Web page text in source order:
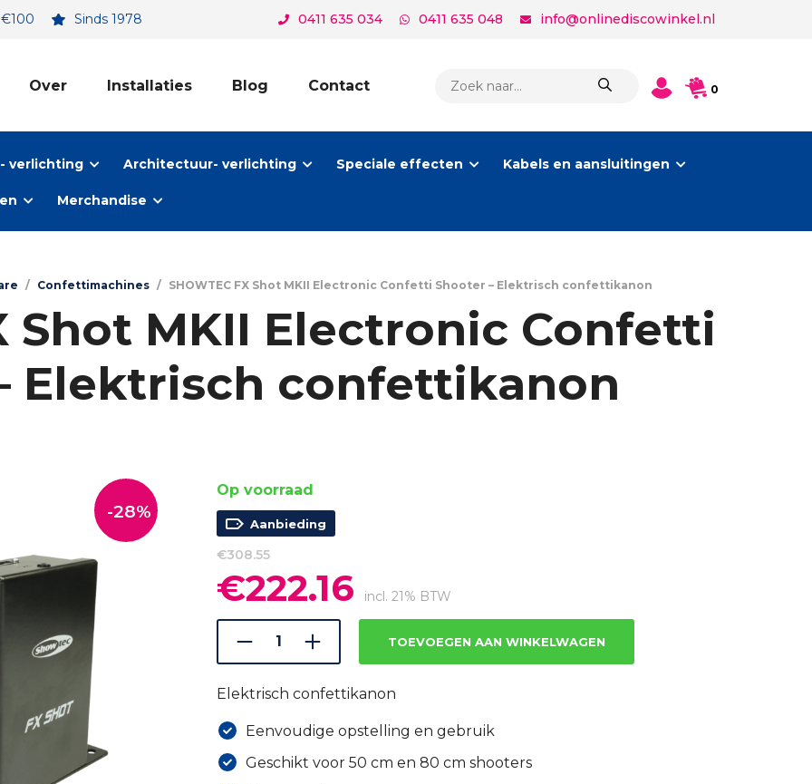
Sinds 1978 0411 635 034 0411 635 048 info@onlinediscowinkel.nl
Over Installaties Blog Contact
ZOEKEN
0
verlichting Architectuur- verlichting Speciale effecten Kabels en aansluitingen
Merchandise
/ Confettimachines / SHOWTEC FX Shot MKII Electronic Confetti Shooter – Elektrisch confettikanon
Shot MKII Electronic Confetti
Elektrisch confettikanon
-28%
Op voorraad
Aanbieding
€308.55
Oorspronkelijke
prijs
was:
€308.55.
€222.16 prijs
is:
€222.16.
incl. 21% BTW
TOEVOEGEN AAN WINKELWAGEN
Elektrisch confettikanon
Eenvoudige opstelling en gebruik
Geschikt voor 50 cm en 80 cm shooters